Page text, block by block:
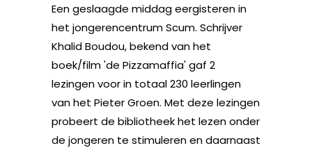
Een geslaagde middag eergisteren in
het jongerencentrum Scum. Schrijver
Khalid Boudou, bekend van het
boek/film 'de Pizzamaffia' gaf 2
lezingen voor in totaal 230 leerlingen
van het Pieter Groen. Met deze lezingen
probeert de bibliotheek het lezen onder
de jongeren te stimuleren en daarnaast